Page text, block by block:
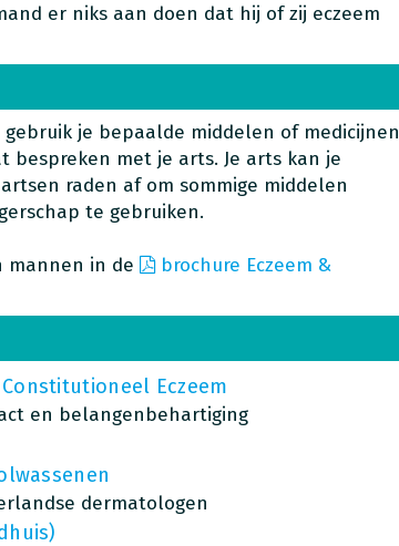
er niks aan doen dat hij of zij eczeem
gebruik je bepaalde middelen of medicijnen
bespreken met je arts. Je arts kan je
raden af om sommige middelen
te gebruiken.
mannen in de
brochure Eczeem &
Eczeem
en belangenbehartiging
dermatologen